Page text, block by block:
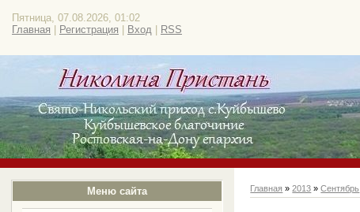
Пятница, 07.08.2026, 01:02
Главная
Регистрация Вход RSS
Меню сайта Главная »2013 » Сентябрь